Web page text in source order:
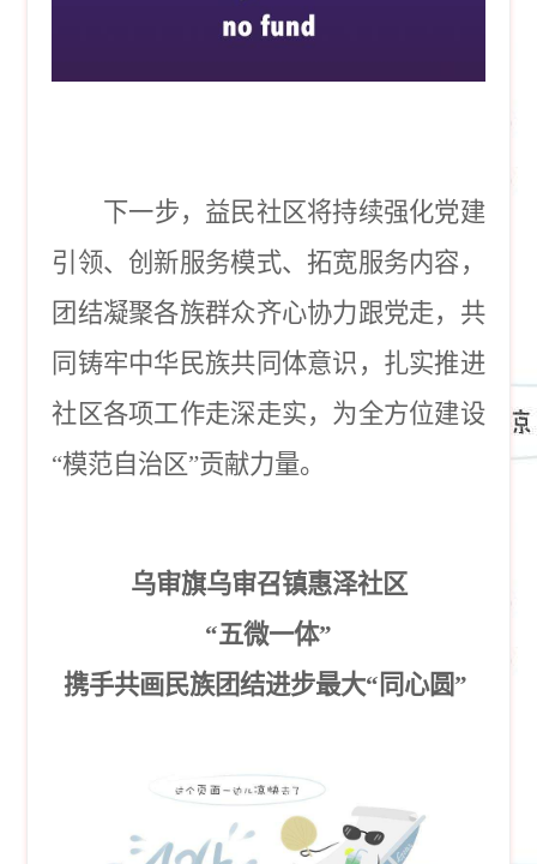
下一步，益民社区将持续强化党建
引领、创新服务模式、拓宽服务内容，
团结凝聚各族群众齐心协力跟党走，共
同铸牢中华民族共同体意识，扎实推进
社区各项工作走深走实，为全方位建设
“模范自治区”贡献力量。
乌审旗乌审召镇惠泽社区
“五微一体”
携手共画民族团结进步最大“同心圆”